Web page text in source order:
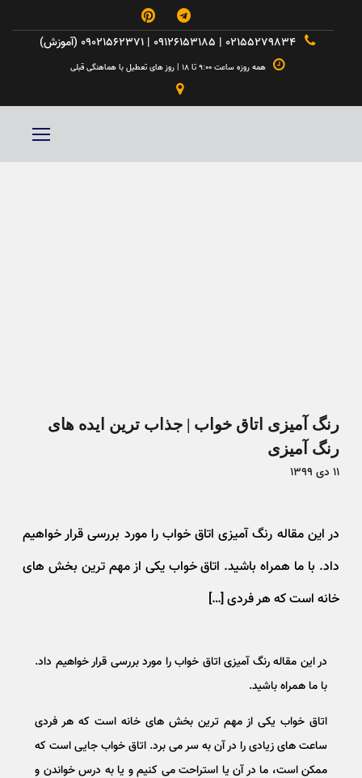



 همه روزه ساعت ۹:۰۰ تا ۱۸ | روز های تعطیل با هماهنگی قبلی

رنگ آمیزی اتاق خواب | جذاب ترین ایده های
رنگ آمیزی
۱۱ دی ۱۳۹۹
در این مقاله رنگ آمیزی اتاق خواب را مورد بررسی قرار خواهیم
داد. با ما همراه باشید. اتاق خواب یکی از مهم ترین بخش های
خانه است که هر فردی […]
در این مقاله رنگ آمیزی اتاق خواب را مورد بررسی قرار خواهیم داد.
با ما همراه باشید.
اتاق خواب یکی از مهم ترین بخش های خانه است که هر فردی
ساعت های زیادی را در آن به سر می برد. اتاق خواب جایی است که
ممکن است، ما در آن یا استراحت می کنیم و یا به درس خواندن و